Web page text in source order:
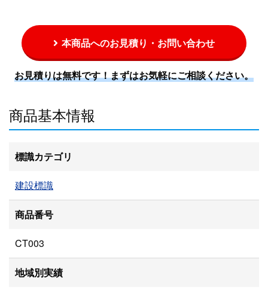
本商品へのお見積り・お問い合わせ
お見積りは無料です！まずはお気軽にご相談ください。
商品基本情報
標識カテゴリ
建設標識
商品番号
CT003
地域別実績